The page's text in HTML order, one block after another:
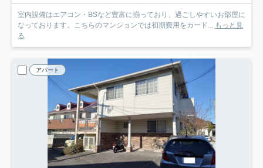
室内設備はエアコン・BSなど豊富に揃っており、過ごしやすいお部屋に
なっております。こちらのマンションでは初期費用をカード...
もっと見
る
アパート